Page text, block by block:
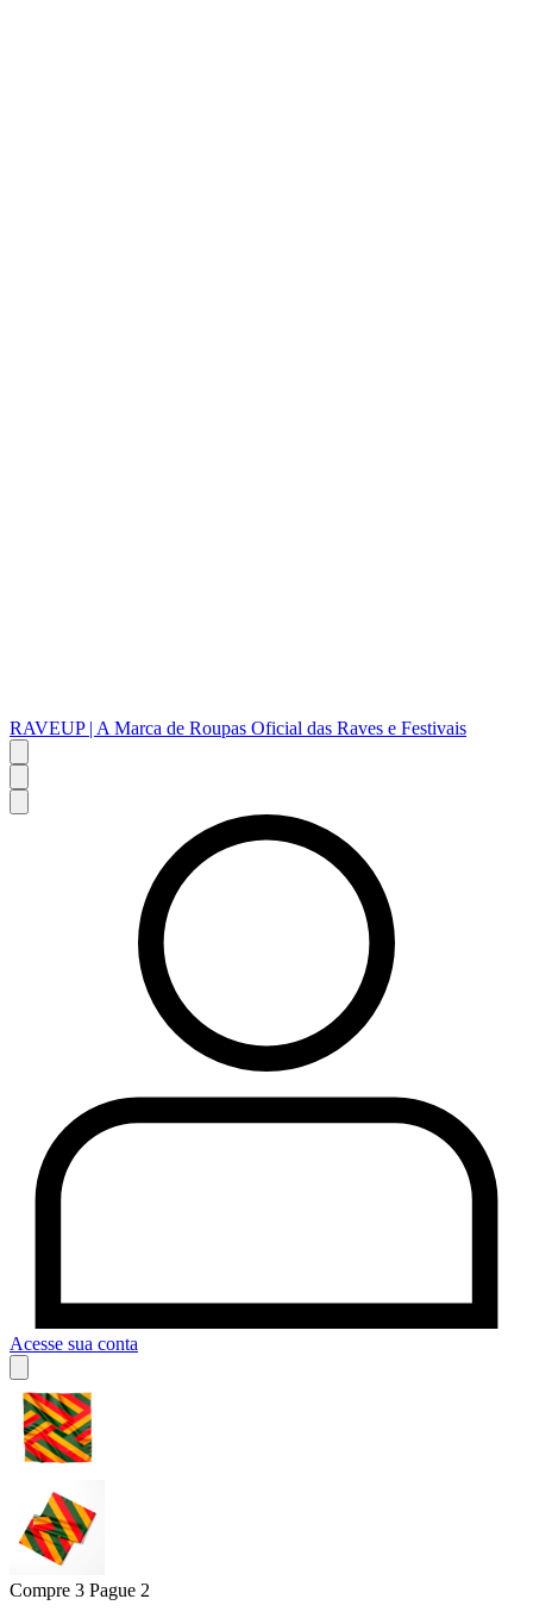
RAVEUP | A Marca de Roupas Oficial das Raves e Festivais
Acesse sua conta
Compre 3 Pague 2